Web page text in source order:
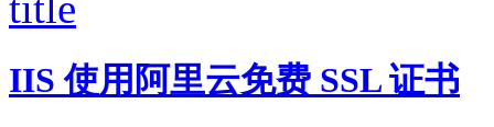
IIS 使用阿里云免费 SSL 证书